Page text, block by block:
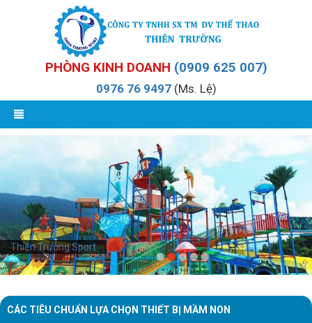
PHÒNG KINH DOANH (0909 625 007)
0976 76 9497(Ms. Lệ)
Thiên Trường Sport
CÁC TIÊU CHUẨN LỰA CHỌN THIẾT BỊ MẦM NON